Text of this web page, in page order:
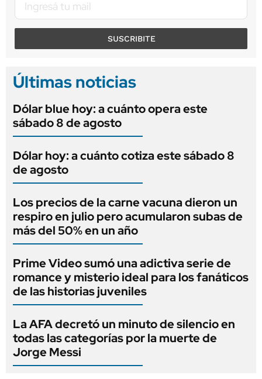
SUSCRIBITE
Últimas noticias
Dólar blue hoy: a cuánto opera este
sábado 8 de agosto
Dólar hoy: a cuánto cotiza este sábado 8
de agosto
Los precios de la carne vacuna dieron un
respiro en julio pero acumularon subas de
más del 50% en un año
Prime Video sumó una adictiva serie de
romance y misterio ideal para los fanáticos
de las historias juveniles
La AFA decretó un minuto de silencio en
todas las categorías por la muerte de
Jorge Messi